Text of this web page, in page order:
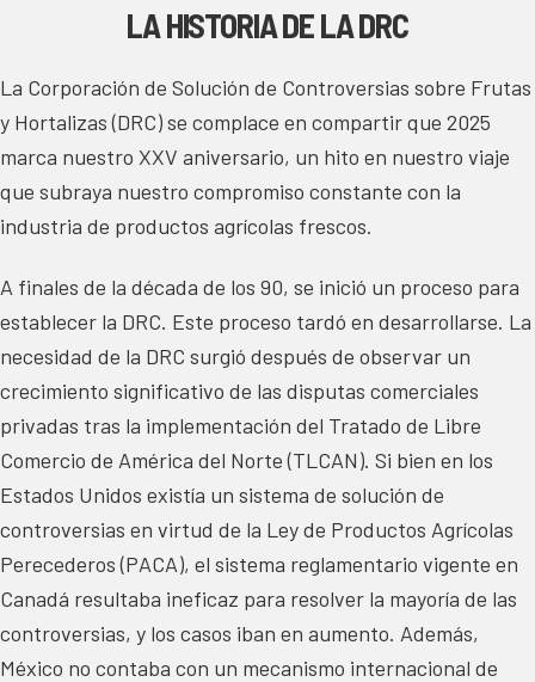
LA HISTORIA DE LA DRC
La Corporación de Solución de Controversias sobre Frutas
y Hortalizas (DRC) se complace en compartir que 2025
marca nuestro XXV aniversario, un hito en nuestro viaje
que subraya nuestro compromiso constante con la
industria de productos agrícolas frescos.
A finales de la década de los 90, se inició un proceso para
establecer la DRC. Este proceso tardó en desarrollarse. La
necesidad de la DRC surgió después de observar un
crecimiento significativo de las disputas comerciales
privadas tras la implementación del Tratado de Libre
Comercio de América del Norte (TLCAN). Si bien en los
Estados Unidos existía un sistema de solución de
controversias en virtud de la Ley de Productos Agrícolas
Perecederos (PACA), el sistema reglamentario vigente en
Canadá resultaba ineficaz para resolver la mayoría de las
controversias, y los casos iban en aumento. Además,
México no contaba con un mecanismo internacional de